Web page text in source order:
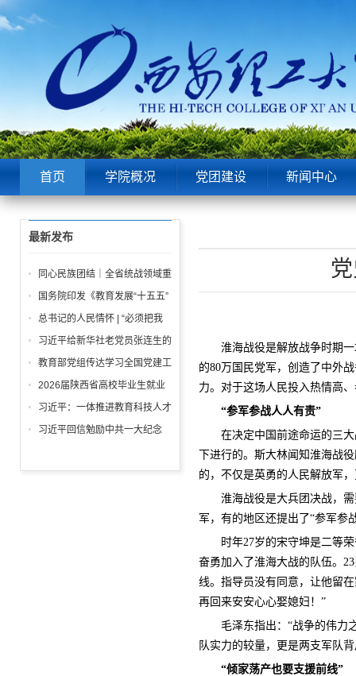
首页 学院概况 党团建设 新闻中心
淮海战役是解放战争时期
的80万国民党军，创造了中外
力。对于这场人民投入热情高
“参军参战人人有责”
在决定中国前途命运的三
下进行的。斯大林闻知淮海战
的，不仅是英勇的人民解放军
淮海战役是大兵团决战，
军，有的地区还提出了“参军参
时年27岁的宋守坤是二等
奋勇加入了淮海大战的队伍。
线。指导员没有同意，让他留
再回来安安心心娶媳妇！”
毛泽东指出：“战争的伟力
队实力的较量，更是两支军队
“倾家荡产也要支援前线”
最新发布
同心民族团结｜全省统战领域重
点工作推进会召开
国务院印发《教育发展“十五五”
规划》
总书记的人民情怀 | “必须把我
们党建设好、建设强”
习近平给新华社老党员张连生的
回信
教育部党组传达学习全国党建工
作座谈会精神，研究部署学习宣
传贯彻习近平党建思想工作
2026届陕西省高校毕业生就业
工作“百日冲刺”推进会召开
习近平：一体推进教育科技人才
发展
习近平回信勉励中共一大纪念
巾讲解员：传承红色基因增长知